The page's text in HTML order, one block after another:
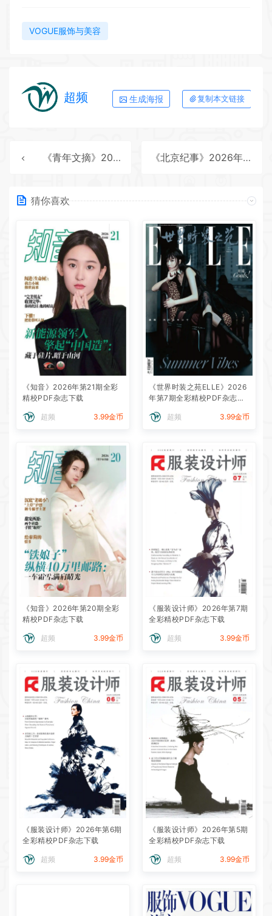
VOGUE服饰与美容
超频 生成海报 复制本文链接
《青年文摘》2025年第24期全彩精校PDF杂志下载 《北京纪事》2026年第1期全彩精校PDF杂志下载
猜你喜欢
《知音》2026年第21期全彩
精校PDF杂志下载
超频 3.99金币
《世界时装之苑ELLE》2026
年第7期全彩精校PDF杂志下
超频
3.99金币
《知音》2026年第20期全彩
精校PDF杂志下载
超频 3.99金币
《服装设计师》2026年第7期
全彩精校PDF杂志下载
超频 3.99金币
《服装设计师》2026年第6期
全彩精校PDF杂志下载
超频 3.99金币
《服装设计师》2026年第5期
全彩精校PDF杂志下载
超频 3.99金币